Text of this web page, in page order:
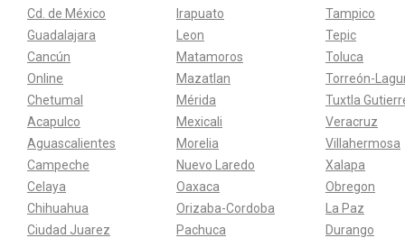
Cd. de México
Guadalajara
Cancún
Online
Chetumal
Acapulco
Aguascalientes
Campeche
Celaya
Chihuahua
Ciudad Juarez
Irapuato
Leon
Matamoros
Mazatlan
Mérida
Mexicali
Morelia
Nuevo Laredo
Oaxaca
Orizaba-Cordoba
Pachuca
Tampico
Tepic
Toluca
Torreón-
Tuxtla
Veracruz
Villahermosa
Xalapa
Obregon
La Paz
Durango